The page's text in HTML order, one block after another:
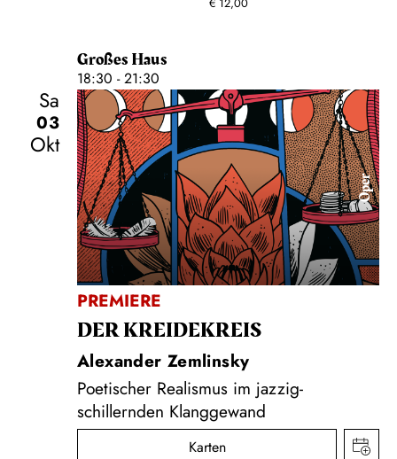
Großes Haus
18:30 - 21:30
Sa
03
Okt
Oper
PREMIERE
DER KREIDE­KREIS
Alexander Zemlinsky
Poetischer Realismus im jazzig-
schillernden Klanggewand
Karten